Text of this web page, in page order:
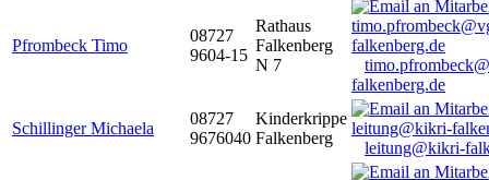
Pfrombeck Timo
08727
9604-15
Rathaus
Falkenberg
N 7
falkenberg.de
Schillinger Michaela
08727
9676040
Kinderkrippe
Falkenberg
leitung@kikri-